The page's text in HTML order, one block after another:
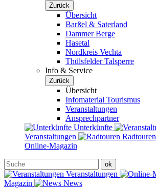
Zurück
Übersicht
Barßel & Saterland
Dammer Berge
Hasetal
Nordkreis Vechta
Thülsfelder Talsperre
Info & Service
Zurück
Übersicht
Infomaterial Tourismus
Veranstaltungen
Ansprechpartner
Unterkünfte
Veranstaltungen
Radtouren
Online-Magazin
Veranstaltungen
Magazin
News